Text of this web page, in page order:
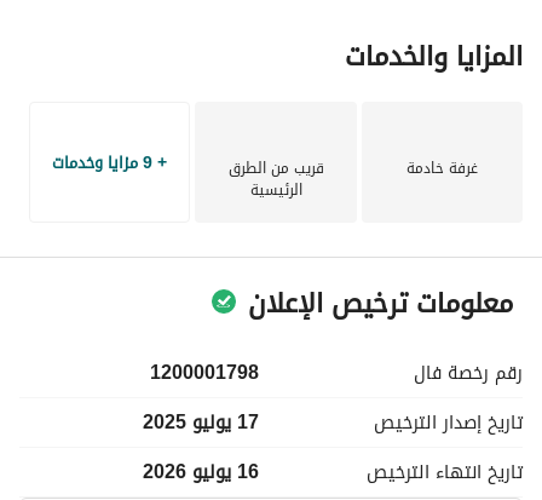
المزايا والخدمات
غرفة خادمة قريب من الطرق
الرئيسية
+ 9 مزايا وخدمات
معلومات ترخيص الإعلان
رقم رخصة فال
1200001798
تاريخ إصدار الترخيص
17 يوليو 2025
تاريخ انتهاء الترخيص 16 يوليو 2026